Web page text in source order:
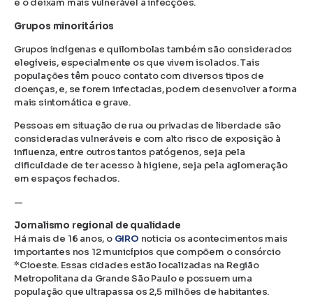
e o deixam mais vulnerável a infecções.
Grupos minoritários
Grupos indígenas e quilombolas também são considerados
elegíveis, especialmente os que vivem isolados. Tais
populações têm pouco contato com diversos tipos de
doenças, e, se forem infectadas, podem desenvolver a forma
mais sintomática e grave.
Pessoas em situação de rua ou privadas de liberdade são
consideradas vulneráveis e com alto risco de exposição à
influenza, entre outros tantos patógenos, seja pela
dificuldade de ter acesso à higiene, seja pela aglomeração
em espaços fechados.
—
Jornalismo regional de qualidade
Há mais de 16 anos, o GIRO noticia os acontecimentos mais
importantes nos 12 municípios que compõem o consórcio
*Cioeste. Essas cidades estão localizadas na Região
Metropolitana da Grande São Paulo e possuem uma
população que ultrapassa os 2,5 milhões de habitantes.